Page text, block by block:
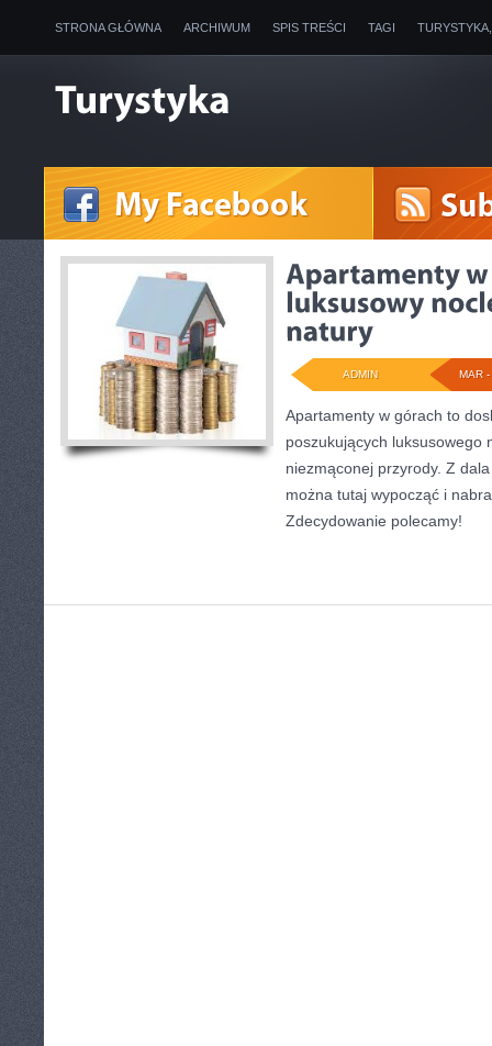
STRONA GŁÓWNA ARCHIWUM SPIS TREŚCI TAGI
MAR
ADMIN
Apartamenty w górach to
poszukujących luksusowego
niezmąconej przyrody. Z
można tutaj wypocząć i
Zdecydowanie polecamy!